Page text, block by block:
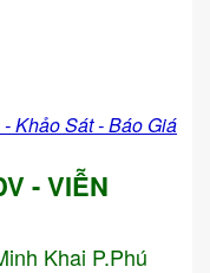
Khảo Sát - Báo Giá
- VIỄN
Khai P.Phú